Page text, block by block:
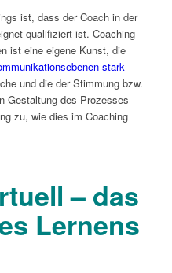
ist, dass der Coach in der
qualifiziert ist. Coaching
ist eine eigene Kunst, die
stark
und die der Stimmung bzw.
Gestaltung des Prozesses
zu, wie dies im Coaching
– das
Lernens